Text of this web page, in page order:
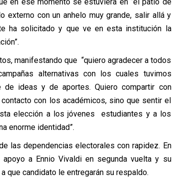
externo con un anhelo muy grande, salir allá y
ha solicitado y que ve en esta institución la
manifestando que “quiero agradecer a todos
alternativas con los cuales tuvimos
ideas y de aportes. Quiero compartir con
con los académicos, sino que sentir el
elección a los jóvenes estudiantes y a los
enorme identidad”.
las dependencias electorales con rapidez. En
a Ennio Vivaldi en segunda vuelta y su
que candidato le entregarán su respaldo.